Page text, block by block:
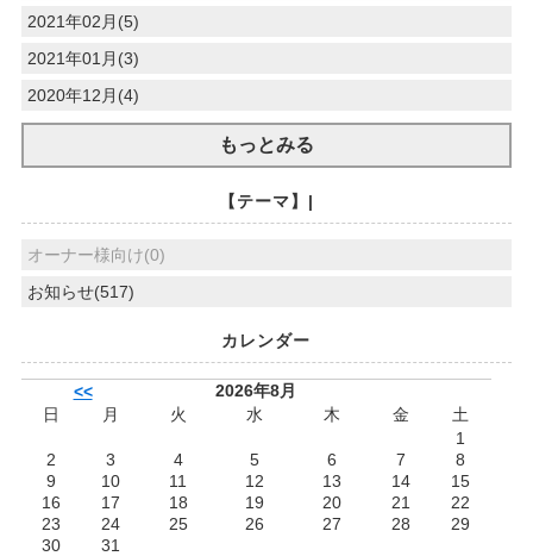
2021年02月(5)
2021年01月(3)
2020年12月(4)
もっとみる
【テーマ】|
オーナー様向け(0)
お知らせ(517)
カレンダー
<<
2026年8月
日
月 火 水 木 金
土
1
2
3 4 5 6 7
8
9
10 11 12 13 14
15
16
17 18 19 20 21
22
23
24 25 26 27 28
29
30
31